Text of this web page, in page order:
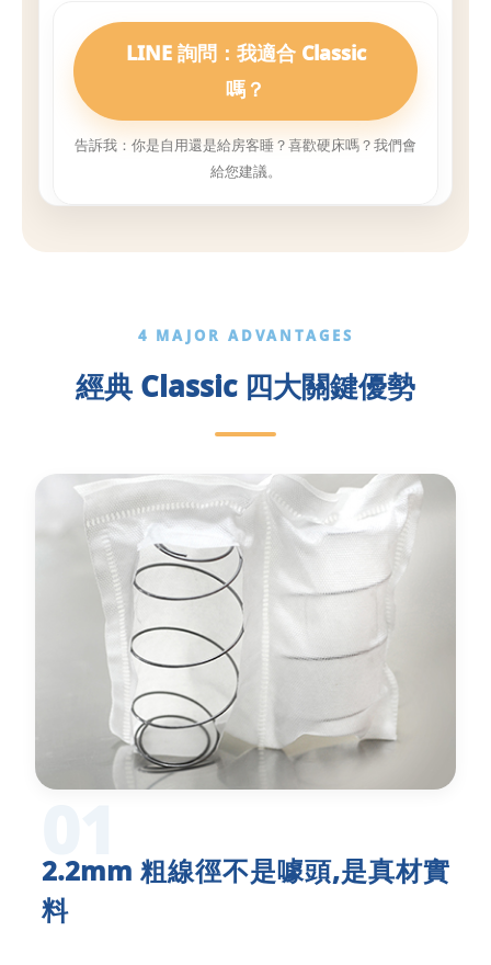
LINE 詢問：我適合 Classic
嗎？
告訴我：你是自用還是給房客睡？喜歡硬床嗎？我們會
給您建議。
4 MAJOR ADVANTAGES
經典 Classic 四大關鍵優勢
2.2mm 粗線徑不是噱頭,是真材實
料